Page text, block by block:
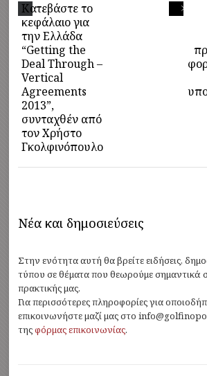
Κατεβάστε το
κεφάλαιο για
την Ελλάδα
“Getting the
Deal Through –
Vertical
Agreements
2013”,
συνταχθέν από
τον Χρήστο
Γκολφινόπουλο
Νέα και δημοσιεύσεις
Στην ενότητα αυτή θα βρείτε ειδήσεις,
τύπου σε θέματα που θεωρούμε σημαντικά
πρακτικής μας.
Για περισσότερες πληροφορίες για
επικοινωνήστε μαζί μας στο
τηςφόρμας επικοινωνίας.